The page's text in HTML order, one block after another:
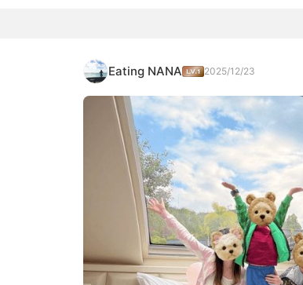
Eating NANA 2025/12/23